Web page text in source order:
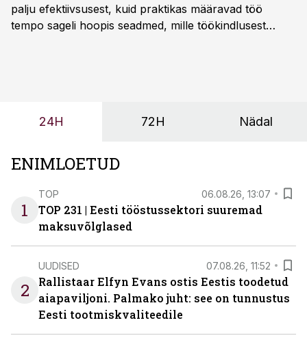
palju efektiivsusest, kuid praktikas määravad töö
tempo sageli hoopis seadmed, mille töökindlusest
24H 72H Nädal
ENIMLOETUD
1
TOP 06.08.26, 13:07
TOP 231 | Eesti tööstussektori suuremad
maksuvõlglased
2
UUDISED 07.08.26, 11:52
Rallistaar Elfyn Evans ostis Eestis toodetud
aiapaviljoni. Palmako juht: see on tunnustus
Eesti tootmiskvaliteedile